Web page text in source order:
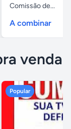
Comissão de...
A combinar
venda
Popular